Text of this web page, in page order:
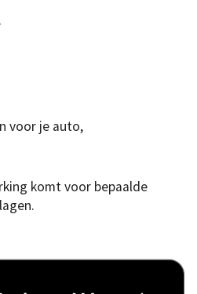
voor je auto,
komt voor bepaalde